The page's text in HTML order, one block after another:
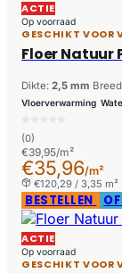
ACTIE
Op voorraad
GESCHIKT VOOR
Floer Natuur
Dikte: 2,5 mm
Vloerverwarming
(0)
€39,95/m²
€35,96/m²
€120,29 / 3,35 m²
BESTELLEN
ACTIE
Op voorraad
GESCHIKT VOOR